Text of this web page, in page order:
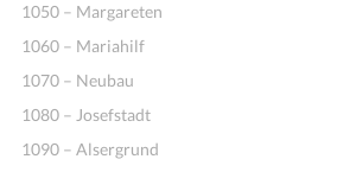
1050 – Margareten
1060 – Mariahilf
1070 – Neubau
1080 – Josefstadt
1090 – Alsergrund